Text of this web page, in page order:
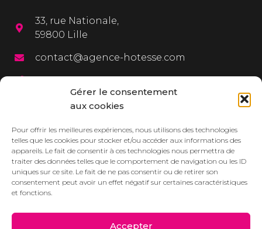
Gérer le consentement
aux cookies
Pour offrir les meilleures expériences, nous utilisons des technologies
telles que les cookies pour stocker et/ou accéder aux informations des
appareils. Le fait de consentir à ces technologies nous permettra de
traiter des données telles que le comportement de navigation ou les ID
uniques sur ce site. Le fait de ne pas consentir ou de retirer son
consentement peut avoir un effet négatif sur certaines caractéristiques
et fonctions.
Accepter
33, rue Nationale,
59800 Lille
contact@agence-hotesse.com
03 20 12 72 65
06 67 92 99 72
MENU
L’agence
Services
Dressbook
Réalisations